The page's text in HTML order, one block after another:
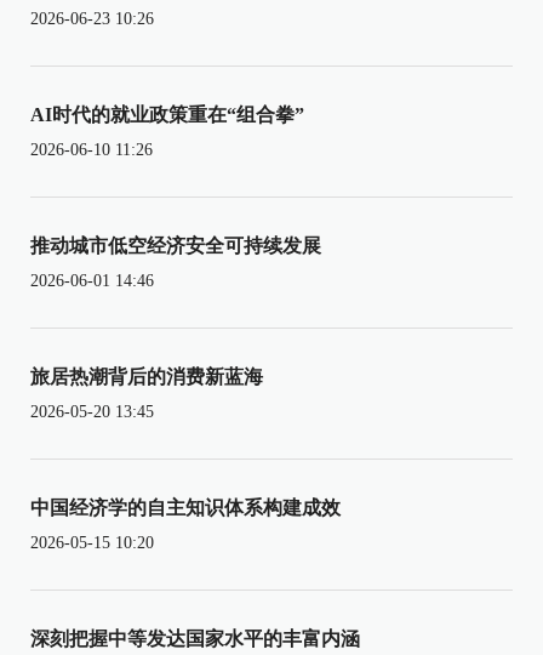
2026-06-23 10:26
AI时代的就业政策重在“组合拳”
2026-06-10 11:26
推动城市低空经济安全可持续发展
2026-06-01 14:46
旅居热潮背后的消费新蓝海
2026-05-20 13:45
中国经济学的自主知识体系构建成效
2026-05-15 10:20
深刻把握中等发达国家水平的丰富内涵